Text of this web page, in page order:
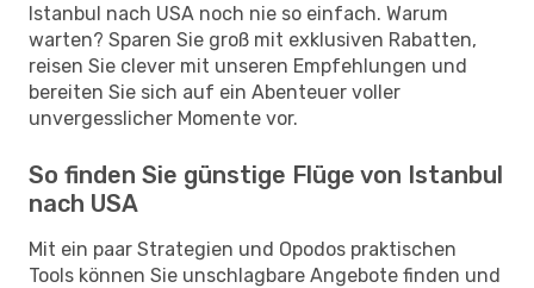
Istanbul nach USA noch nie so einfach. Warum
warten? Sparen Sie groß mit exklusiven Rabatten,
reisen Sie clever mit unseren Empfehlungen und
bereiten Sie sich auf ein Abenteuer voller
unvergesslicher Momente vor.
So finden Sie günstige Flüge von Istanbul
nach USA
Mit ein paar Strategien und Opodos praktischen
Tools können Sie unschlagbare Angebote finden und